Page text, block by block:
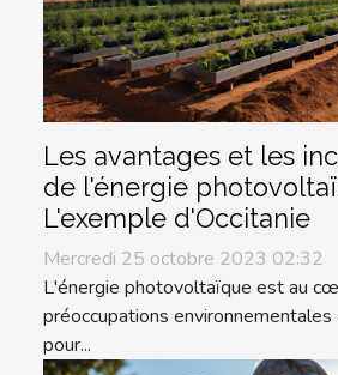
Les avantages et les
de l'énergie
L'exemple d'Occitanie
Mercredi 25 octobre 2023 02:32
L'énergie photovoltaïque est au
préoccupations
pour...